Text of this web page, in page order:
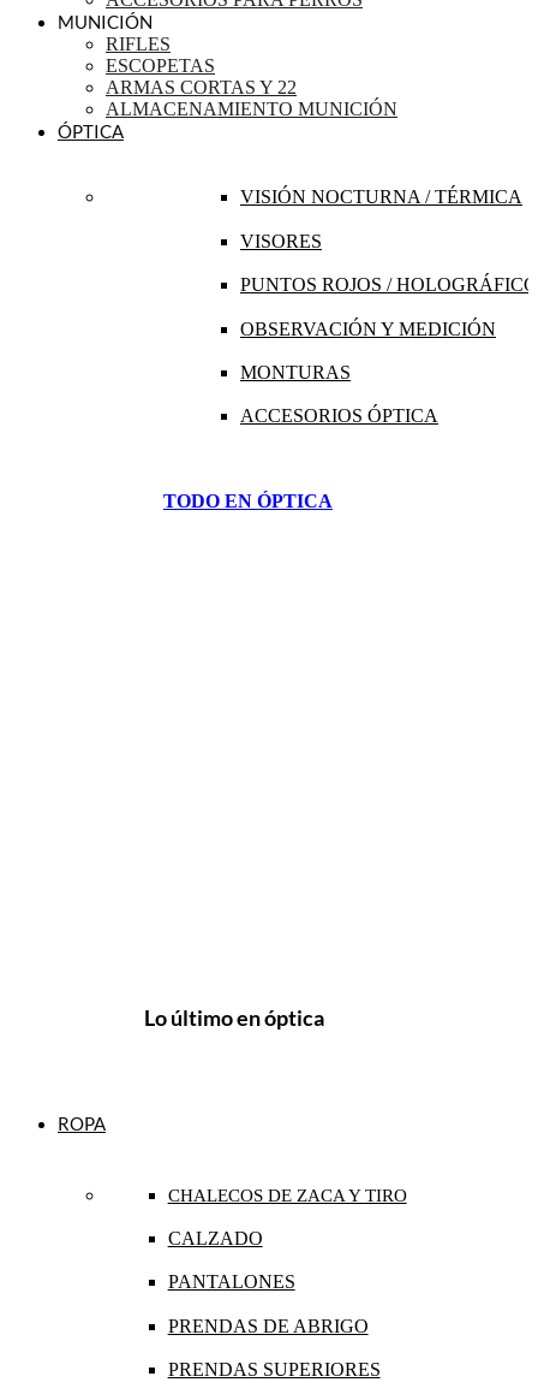
MUNICIÓN
RIFLES
ESCOPETAS
ARMAS CORTAS Y 22
ALMACENAMIENTO MUNICIÓN
ÓPTICA
VISIÓN NOCTURNA / TÉRMICA
VISORES
PUNTOS ROJOS /
OBSERVACIÓN Y MEDICIÓN
MONTURAS
ACCESORIOS ÓPTICA
TODO EN ÓPTICA
Lo último en óptica
ROPA
CHALECOS DE ZACA Y TIRO
CALZADO
PANTALONES
PRENDAS DE ABRIGO
PRENDAS SUPERIORES